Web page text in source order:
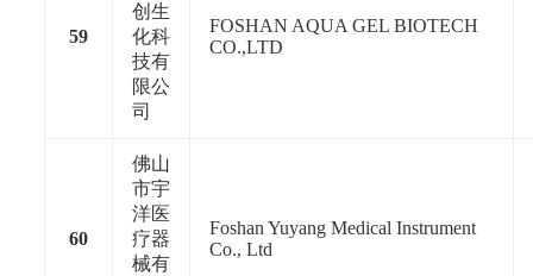
59
创生
化科
技有
限公
司
FOSHAN AQUA GEL BIOTECH
CO.,LTD
60
佛山
市宇
洋医
疗器
械有
Foshan Yuyang Medical Instrument
Co., Ltd